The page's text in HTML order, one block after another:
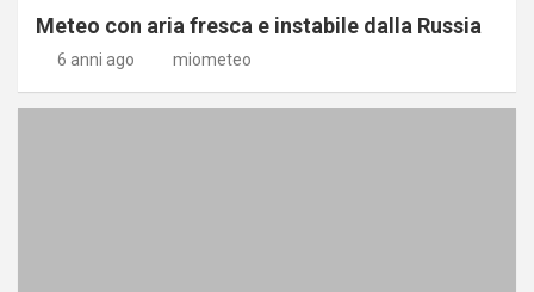
Meteo con aria fresca e instabile dalla Russia
6 anni ago miometeo